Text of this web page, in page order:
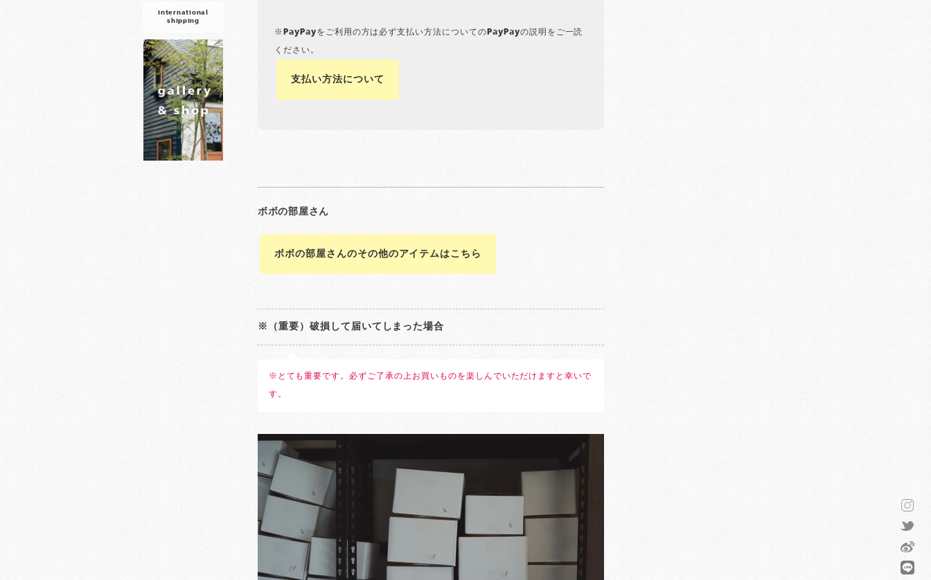
international
shipping
※PayPayをご利用の方は必ず支払い方法についてのPayPayの説明をご一読
ください。
支払い方法について
ボボの部屋さんのその他のアイテムはこちら
※（重要）破損して届いてしまった場合
※とても重要です。必ずご了承の上お買いものを楽しんでいただけますと幸いで
す。